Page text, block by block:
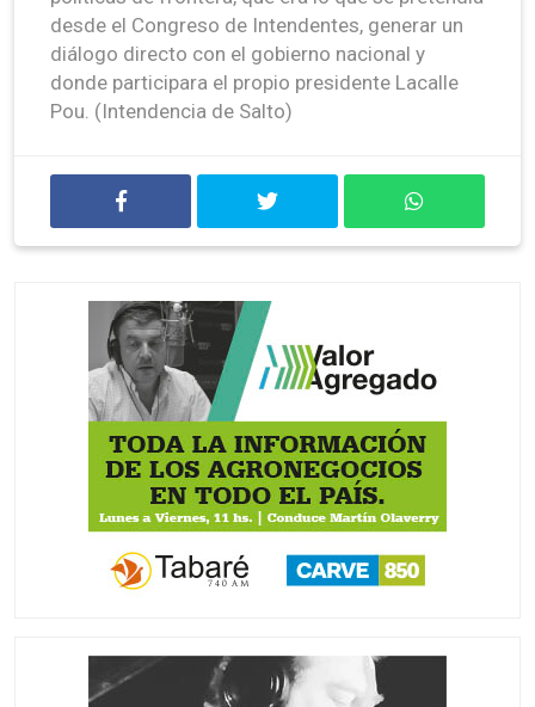
desde el Congreso de Intendentes, generar un
diálogo directo con el gobierno nacional y
donde participara el propio presidente Lacalle
Pou. (Intendencia de Salto)